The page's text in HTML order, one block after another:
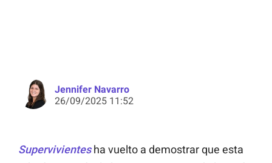
Jennifer Navarro
26/09/2025 11:52
Supervivientes ha vuelto a demostrar que esta